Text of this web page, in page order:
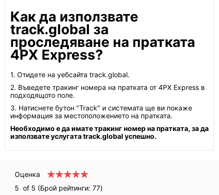
Как да използвате
track.global за
проследяване на пратката
4PX Express?
1. Отидете на уебсайта track.global.
2. Въведете тракинг номера на пратката от 4PX Express в
подходящото поле.
3. Натиснете бутон "Track" и системата ще ви покаже
информация за местоположението на пратката.
Необходимо е да имате тракинг номер на пратката, за да
използвате услугата track.global успешно.
Оценка
5 of 5 (Брой рейтинги: 77)